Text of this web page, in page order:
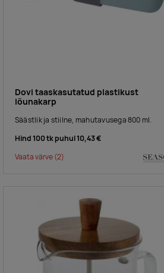
Dovi taaskasutatud plastikust
lõunakarp
Säästlik ja stiilne, mahutavusega 800 ml.
Hind 100 tk puhul10,43 €
Vaata värve(2)